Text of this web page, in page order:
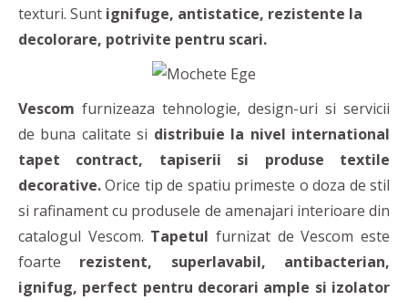
texturi. Sunt ignifuge, antistatice, rezistente la
decolorare, potrivite pentru scari.
Vescom furnizeaza tehnologie, design-uri si servicii
de buna calitate si distribuie la nivel international
tapet contract, tapiserii si produse textile
decorative.Orice tip de spatiu primeste o doza de stil
si rafinament cu produsele de amenajari interioare din
catalogul Vescom. Tapetul furnizat de Vescom este
foarte rezistent, superlavabil, antibacterian,
ignifug, perfect pentru decorari ample si izolator